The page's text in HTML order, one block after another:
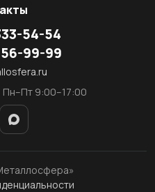
54-54
99-99
Пн–Пт 9:00–17:00